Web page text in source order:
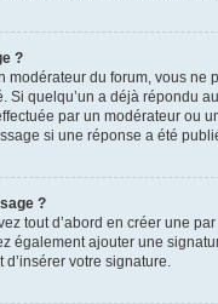
?
du forum, vous
quelqu’un a déjà répondu
par un modérateur
si une réponse a été
?
tout d’abord en créer une
également ajouter une
votre signature.